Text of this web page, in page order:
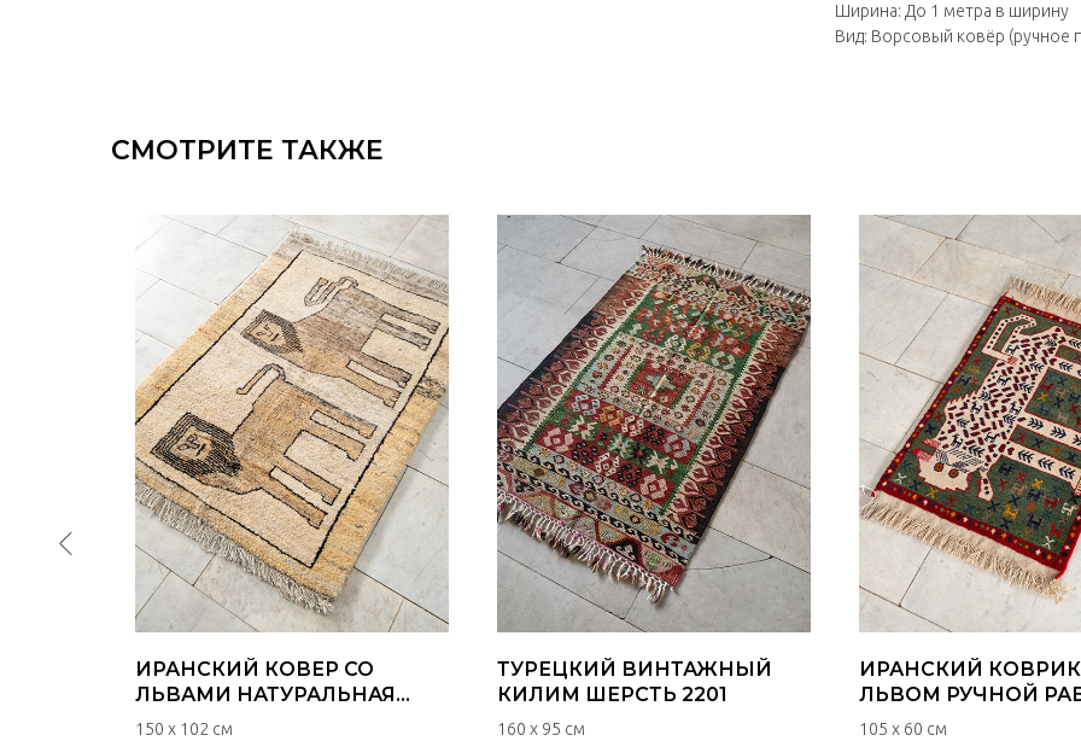
Ширина: До 1 метра в ширину
Вид: Ворсовый ковёр (ручное
СМОТРИТЕ ТАКЖЕ
ИРАНСКИЙ КОВЕР СО
ЛЬВАМИ НАТУРАЛЬНАЯ
ШЕРСТЬ РУЧНАЯ РАБОТА
150 х 102 см
ТУРЕЦКИЙ ВИНТАЖНЫЙ
КИЛИМ ШЕРСТЬ 2201
160 х 95 см
ИРАНСКИЙ
ЛЬВОМ РУЧНОЙ
ШЕРСТЯНОЙ 4407
105 х 60 см